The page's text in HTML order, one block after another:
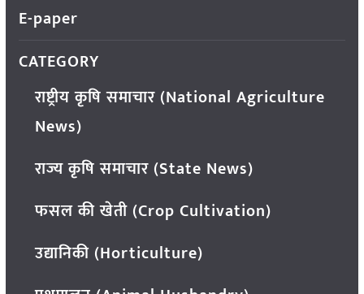
E-paper
CATEGORY
राष्ट्रीय कृषि समाचार (National Agriculture
News)
राज्य कृषि समाचार (State News)
फसल की खेती (Crop Cultivation)
उद्यानिकी (Horticulture)